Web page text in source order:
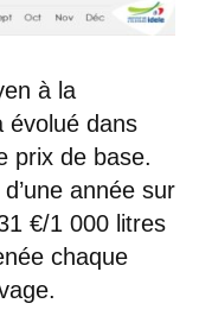
à la
évolué dans
prix de base.
année sur
€/1 000 litres
chaque